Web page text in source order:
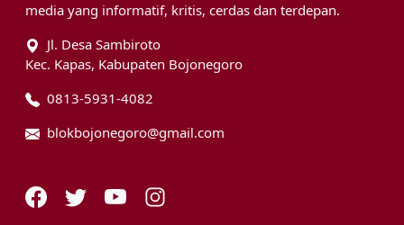
media yang informatif, kritis, cerdas dan terdepan.
Jl. Desa Sambiroto
Kec. Kapas, Kabupaten Bojonegoro
0813-5931-4082
blokbojonegoro@gmail.com